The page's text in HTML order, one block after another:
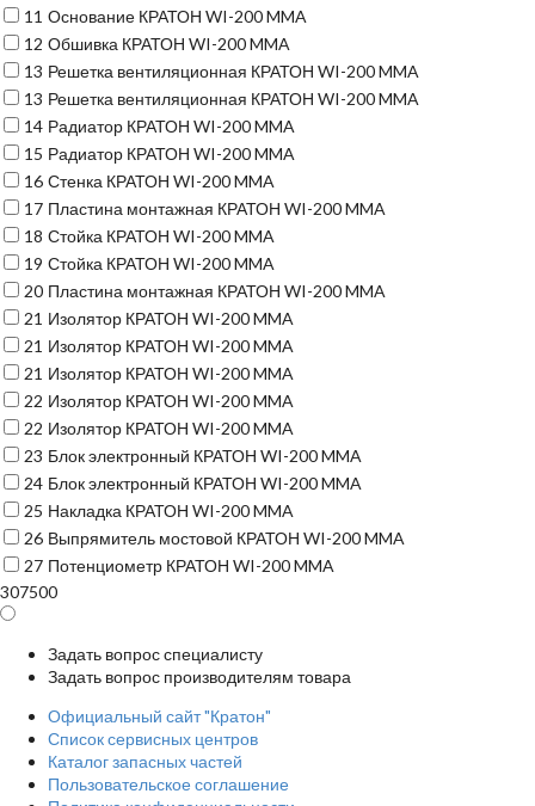
11 Основание КРАТОН WI-200 MMA
12 Обшивка КРАТОН WI-200 MMA
13 Решетка вентиляционная КРАТОН WI-200 MMA
13 Решетка вентиляционная КРАТОН WI-200 MMA
14 Радиатор КРАТОН WI-200 MMA
15 Радиатор КРАТОН WI-200 MMA
16 Стенка КРАТОН WI-200 MMA
17 Пластина монтажная КРАТОН WI-200 MMA
18 Стойка КРАТОН WI-200 MMA
19 Стойка КРАТОН WI-200 MMA
20 Пластина монтажная КРАТОН WI-200 MMA
21 Изолятор КРАТОН WI-200 MMA
21 Изолятор КРАТОН WI-200 MMA
21 Изолятор КРАТОН WI-200 MMA
22 Изолятор КРАТОН WI-200 MMA
22 Изолятор КРАТОН WI-200 MMA
23 Блок электронный КРАТОН WI-200 MMA
24 Блок электронный КРАТОН WI-200 MMA
25 Накладка КРАТОН WI-200 MMA
26 Выпрямитель мостовой КРАТОН WI-200 MMA
27 Потенциометр КРАТОН WI-200 MMA
307500
Задать вопрос специалисту
Задать вопрос производителям товара
Официальный сайт "Кратон"
Список сервисных центров
Каталог запасных частей
Пользовательское соглашение